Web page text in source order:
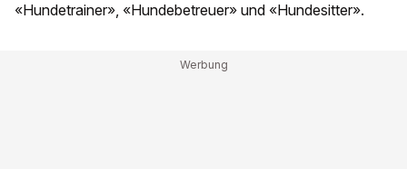
«Hundetrainer», «Hundebetreuer» und «Hundesitter».